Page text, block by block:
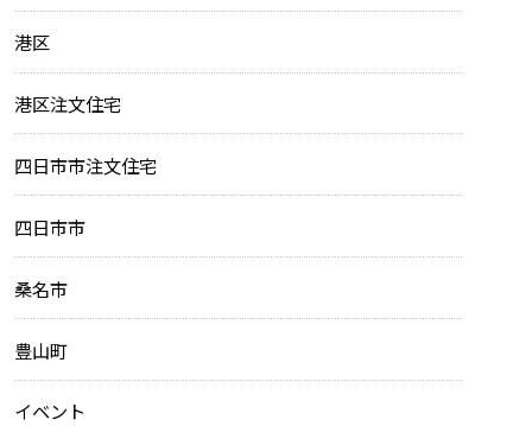
港区
港区注文住宅
四日市市注文住宅
四日市市
桑名市
豊山町
イベント